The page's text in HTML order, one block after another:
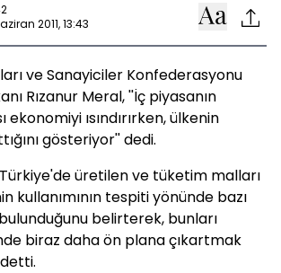
2011, 13:43
ve Sanayiciler Konfederasyonu
Rızanur Meral, ''İç piyasanın
ısındırırken, ülkenin
gösteriyor'' dedi.
üretilen ve tüketim malları
kullanımının tespiti yönünde bazı
belirterek, bunları
biraz daha ön plana çıkartmak